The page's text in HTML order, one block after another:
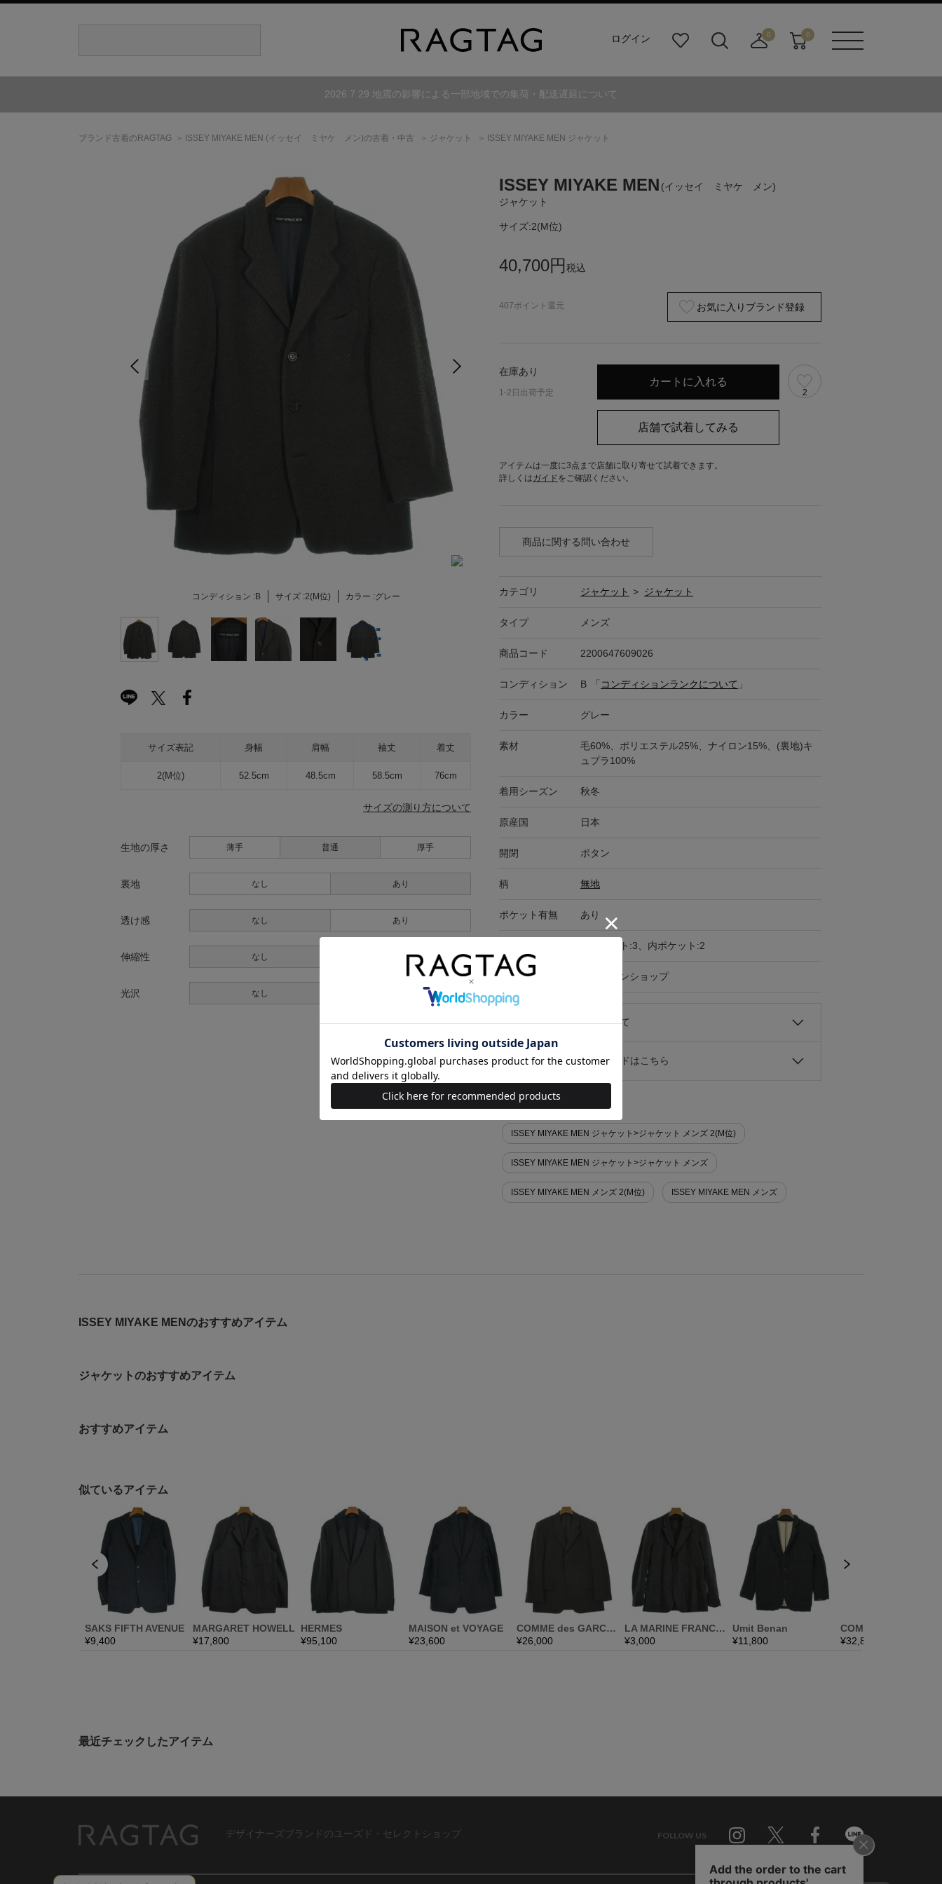
ログイン
り
ダ
0
寄
0
2026.7.29 地震の影響による一部地域での集荷・配送遅延について
ブランド古着のRAGTAG ISSEY MIYAKE MEN (イッセイ ミヤケ メン)の古着・中古 ジャケット ISSEY MIYAKE MEN ジャケット
コンディション :B サイズ :2(M位) カラー :グレー
サイズ表記 身幅 肩幅 袖丈 着丈
2(M位) 52.5cm 48.5cm 58.5cm 76cm
サイズの測り方について
生地の厚さ 薄手 普通 厚手
裏地 なし あり
透け感 なし あり
伸縮性 なし あり
光沢 なし
ISSEY MIYAKE MEN (イッセイ ミヤケ メン)
ジャケット
サイズ:2(M位)
40,700円 税込
407ポイント還元 お気に入りブランド登録
在庫あり
1-2日出荷予定 2
アイテムは一度に3点まで店舗に取り寄せて試着できます。
詳しくはガイド をご確認ください。
商品に関する問い合わせ
カテゴリ ジャケット > ジャケット
タイプ メンズ
商品コード 2200647609026
コンディション B 「 コンディションランクについて 」
カラー グレー
素材
毛60%、ポリエステル25%、ナイロン15%、(裏地)キ
ュプラ100%
着用シーズン 秋冬
原産国 日本
開閉 ボタン
柄 無地
ポケット有無 あり
外ポケット:3、内ポケット:2
在庫店舗 オンラインショップ
キャンセル・返品について
お買い物時のご利用ガイドはこちら
似た条件で検索
ISSEY MIYAKE MEN ジャケット>ジャケット メンズ 2(M位)
ISSEY MIYAKE MEN ジャケット>ジャケット メンズ
ISSEY MIYAKE MEN メンズ 2(M位) ISSEY MIYAKE MEN メンズ
ISSEY MIYAKE MENのおすすめアイテム
ジャケットのおすすめアイテム
おすすめアイテム
最近チェックしたアイテム
デザイナーズブランドのユーズド・セレクトショップ FOLLOW US
Line